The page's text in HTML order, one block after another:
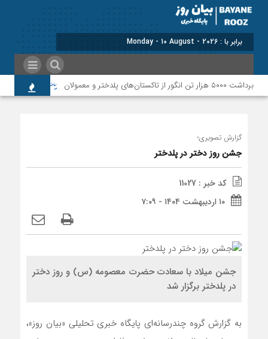
برابر با : Monday - 10 August - 2026
برداشت ۵۰۰۰ هزار تن انگور از تاکستان‌های پلدختر و معمولان ۱۶۰ شب حضور مردمی؛ ظرفیتی برای ثبت و ماندگاری
گزارش تصویری؛
جشن روز دختر در پلدختر
کد خبر : 11027
۱۰ اردیبهشت ۱۴۰۴ - ۷:۰۹
جشن میلاد با سعادت حضرت معصومه (س) و روز دختر
در پلدختر برگزار شد
به گزارش گروه چندرسانه‌ای پایگاه خبری تحلیلی «بیان روز»،